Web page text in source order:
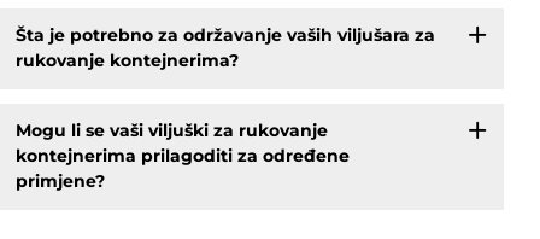
Šta je potrebno za održavanje vaših viljušara za
rukovanje kontejnerima?
Mogu li se vaši viljuški za rukovanje
kontejnerima prilagoditi za određene
primjene?